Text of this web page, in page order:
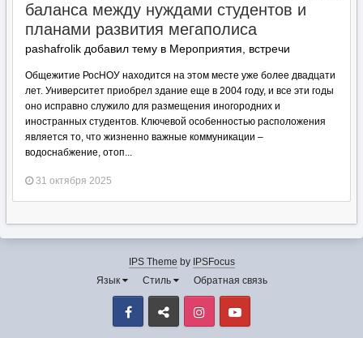
баланса между нуждами студентов и
планами развития мегаполиса
pashafrolik добавил тему в Мероприятия, встречи
Общежитие РосНОУ находится на этом месте уже более двадцати
лет. Университет приобрел здание еще в 2004 году, и все эти годы
оно исправно служило для размещения иногородних и
иностранных студентов. Ключевой особенностью расположения
является то, что жизненно важные коммуникации –
водоснабжение, отоп...
31 октября 2025
IPS Theme by IPSFocus
Язык
Стиль Обратная связь
Facebook VK Instagram